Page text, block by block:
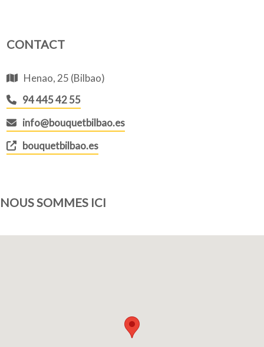
CONTACT
Henao, 25 (Bilbao)
94 445 42 55
info@bouquetbilbao.es
bouquetbilbao.es
NOUS SOMMES ICI